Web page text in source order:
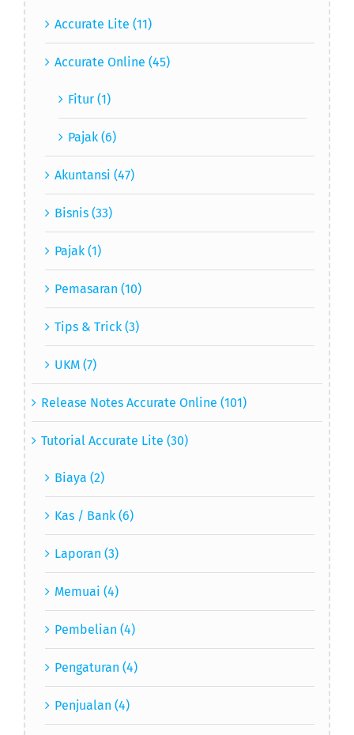
Accurate Lite (11)
Accurate Online (45)
Fitur (1)
Pajak (6)
Akuntansi (47)
Bisnis (33)
Pajak (1)
Pemasaran (10)
Tips & Trick (3)
UKM (7)
Release Notes Accurate Online (101)
Tutorial Accurate Lite (30)
Biaya (2)
Kas / Bank (6)
Laporan (3)
Memuai (4)
Pembelian (4)
Pengaturan (4)
Penjualan (4)